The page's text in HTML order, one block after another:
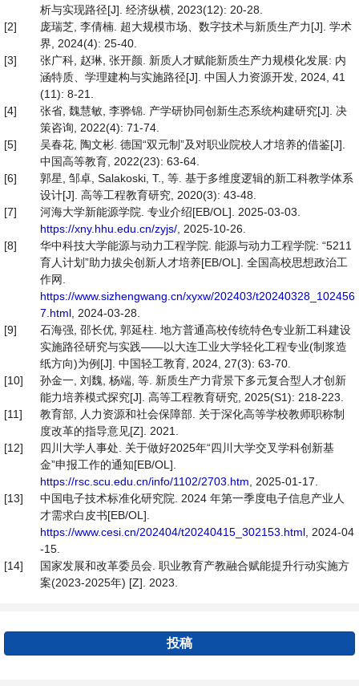
析与实现路径[J]. 经济纵横, 2023(12): 20-28.
[2]
庞瑞芝, 李倩楠. 超大规模市场、数字技术与新质生产力[J]. 学术
界, 2024(4): 25-40.
[3]
张广科, 赵琳, 张开颜. 新质人才赋能新质生产力规模化发展: 内
涵特质、学理建构与实施路径[J]. 中国人力资源开发, 2024, 41
(11): 8-21.
[4]
张省, 魏慧敏, 李骅锦. 产学研协同创新生态系统构建研究[J]. 决
策咨询, 2022(4): 71-74.
[5]
吴春花, 陶文彬. 德国“双元制”及对职业院校人才培养的借鉴[J].
中国高等教育, 2022(23): 63-64.
[6]
郭星, 邹卓, Salakoski, T., 等. 基于多维度逻辑的新工科教学体系
设计[J]. 高等工程教育研究, 2020(3): 43-48.
[7]
河海大学新能源学院. 专业介绍[EB/OL]. 2025-03-03.
https://xny.hhu.edu.cn/zyjs/ , 2025-10-26.
[8]
华中科技大学能源与动力工程学院. 能源与动力工程学院: “5211
育人计划”助力拔尖创新人才培养[EB/OL]. 全国高校思想政治工
作网.
https://www.sizhengwang.cn/xyxw/202403/t20240328_102456
7.html , 2024-03-28.
[9]
石海强, 邵长优, 郭延柱. 地方普通高校传统特色专业新工科建设
实施路径研究与实践——以大连工业大学轻化工程专业(制浆造
纸方向)为例[J]. 中国轻工教育, 2024, 27(3): 63-70.
[10]
孙金一, 刘魏, 杨端, 等. 新质生产力背景下多元复合型人才创新
能力培养模式探究[J]. 高等工程教育研究, 2025(S1): 218-223.
[11]
教育部, 人力资源和社会保障部. 关于深化高等学校教师职称制
度改革的指导意见[Z]. 2021.
[12]
四川大学人事处. 关于做好2025年“四川大学交叉学科创新基
金”申报工作的通知[EB/OL].
https://rsc.scu.edu.cn/info/1102/2703.htm , 2025-01-17.
[13]
中国电子技术标准化研究院. 2024 年第一季度电子信息产业人
才需求白皮书[EB/OL].
https://www.cesi.cn/202404/t20240415_302153.html , 2024-04
-15.
[14]
国家发展和改革委员会. 职业教育产教融合赋能提升行动实施方
案(2023-2025年) [Z]. 2023.
投稿